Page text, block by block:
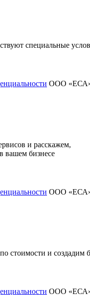
специальные
ООО
и расскажем,
вашем бизнесе
ООО
стоимости и создадим
ООО